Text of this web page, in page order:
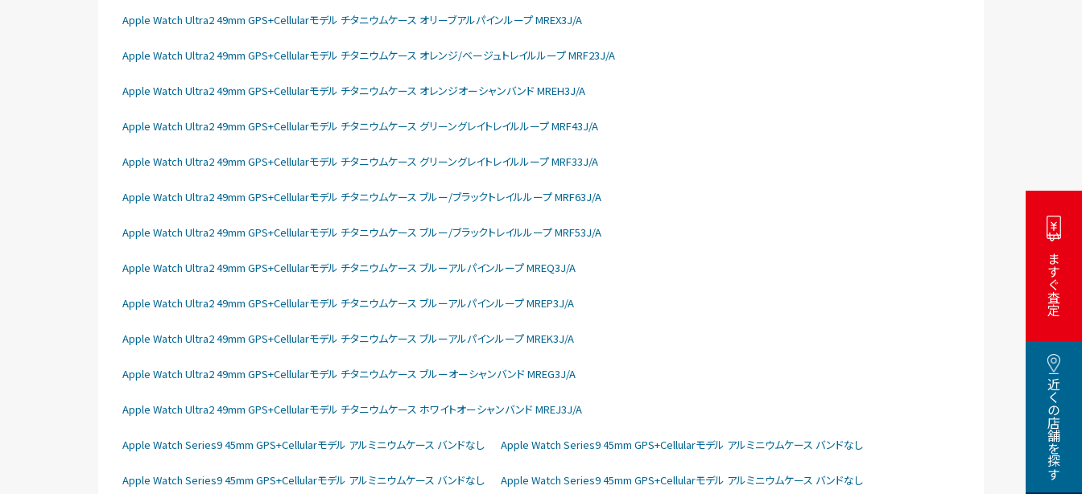
いますぐ査定
近くの店舗を探す
Apple Watch Ultra2 49mm GPS+Cellularモデル チタニウムケース オリーブアルパインループ MREX3J/A
Apple Watch Ultra2 49mm GPS+Cellularモデル チタニウムケース オレンジ/ベージュトレイルループ MRF23J/A
Apple Watch Ultra2 49mm GPS+Cellularモデル チタニウムケース オレンジオーシャンバンド MREH3J/A
Apple Watch Ultra2 49mm GPS+Cellularモデル チタニウムケース グリーングレイトレイルループ MRF43J/A
Apple Watch Ultra2 49mm GPS+Cellularモデル チタニウムケース グリーングレイトレイルループ MRF33J/A
Apple Watch Ultra2 49mm GPS+Cellularモデル チタニウムケース ブルー/ブラックトレイルループ MRF63J/A
Apple Watch Ultra2 49mm GPS+Cellularモデル チタニウムケース ブルー/ブラックトレイルループ MRF53J/A
Apple Watch Ultra2 49mm GPS+Cellularモデル チタニウムケース ブルーアルパインループ MREQ3J/A
Apple Watch Ultra2 49mm GPS+Cellularモデル チタニウムケース ブルーアルパインループ MREP3J/A
Apple Watch Ultra2 49mm GPS+Cellularモデル チタニウムケース ブルーアルパインループ MREK3J/A
Apple Watch Ultra2 49mm GPS+Cellularモデル チタニウムケース ブルーオーシャンバンド MREG3J/A
Apple Watch Ultra2 49mm GPS+Cellularモデル チタニウムケース ホワイトオーシャンバンド MREJ3J/A
Apple Watch Series9 45mm GPS+Cellularモデル アルミニウムケース バンドなし Apple Watch Series9 45mm GPS+Cellularモデル アルミニウムケース バンドなし
Apple Watch Series9 45mm GPS+Cellularモデル アルミニウムケース バンドなし Apple Watch Series9 45mm GPS+Cellularモデル アルミニウムケース バンドなし